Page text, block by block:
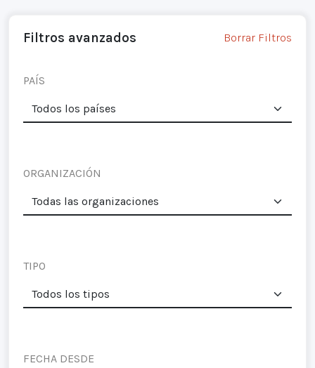
Filtros avanzados Borrar Filtros
PAÍS
ORGANIZACIÓN
TIPO
FECHA DESDE